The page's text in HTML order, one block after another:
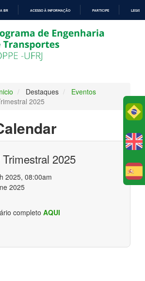
PARA
O
CONTEÚDO
BR ACESSO À INFORMAÇÃO PARTICIPE
Destaques
Eventos
2025
Trimestral 2025
2025, 08:00am
2025
completo AQUI